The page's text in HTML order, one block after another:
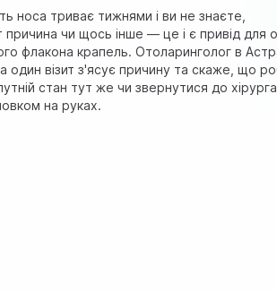
носа триває тижнями і ви не знаєте,
причина чи щось інше — це і є привід для
флакона крапель. Отоларинголог в
один візит з'ясує причину та скаже, що
стан тут же чи звернутися до
на руках.